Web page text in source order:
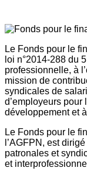
Le Fonds pour le
loi n°2014-288 du
professionnelle, à
mission de
syndicales de
d’employeurs pour
développement et
Le Fonds pour le
l’AGFPN, est
patronales et
et